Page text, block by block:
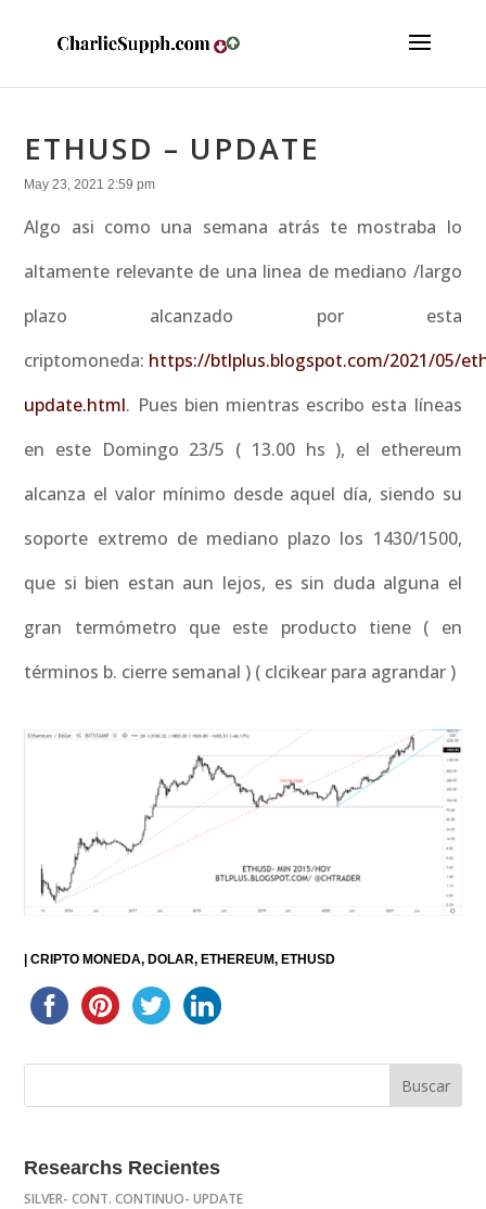
ETHUSD – UPDATE
May 23, 2021 2:59 pm
Algo asi como una semana atrás te mostraba lo
altamente relevante de una linea de mediano /largo
plazo alcanzado por esta
criptomoneda: https://btlplus.blogspot.com/2021/05/
update.html. Pues bien mientras escribo esta líneas
en este Domingo 23/5 ( 13.00 hs ), el ethereum
alcanza el valor mínimo desde aquel día, siendo su
soporte extremo de mediano plazo los 1430/1500,
que si bien estan aun lejos, es sin duda alguna el
gran termómetro que este producto tiene ( en
términos b. cierre semanal ) ( clcikear para agrandar )
|CRIPTO MONEDA DOLAR ETHEREUM ETHUSD
Researchs Recientes
SILVER- CONT. CONTINUO- UPDATE